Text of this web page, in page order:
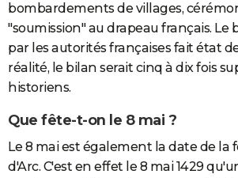
bombardements de villages,
"soumission" au drapeau français. Le
par les autorités françaises fait état
réalité, le bilan serait cinq à dix fois
historiens.
Que fête-t-on le 8 mai ?
Le 8 mai est également la date de la
d'Arc. C'est en effet le 8 mai 1429